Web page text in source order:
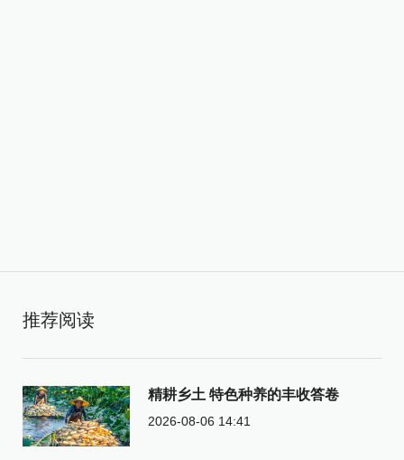
推荐阅读
精耕乡土 特色种养的丰收答卷
2026-08-06 14:41